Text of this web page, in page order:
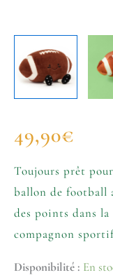
49,90€
Toujours prêt
ballon de football
des points dans
compagnon
Disponibilité : En